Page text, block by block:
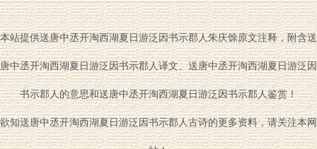
本站提供送唐中丞开淘西湖夏日游泛因书示郡人朱庆馀原文注释，附含送
唐中丞开淘西湖夏日游泛因书示郡人译文、送唐中丞开淘西湖夏日游泛因
书示郡人的意思和送唐中丞开淘西湖夏日游泛因书示郡人鉴赏！
欲知送唐中丞开淘西湖夏日游泛因书示郡人古诗的更多资料，请关注本网